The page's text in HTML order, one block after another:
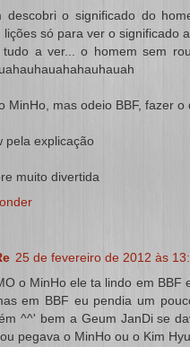
descobri o significado do
lições só para ver o significado
tudo a ver... o homem sem
MinHo, mas odeio BBF, fazer o
pela explicação
muito divertida
25 de fevereiro de 2012 às
o MinHo ele ta lindo em BBF
em BBF eu pendia um
^^' bem a Geum JanDi se
pegava o MinHo ou o Kim